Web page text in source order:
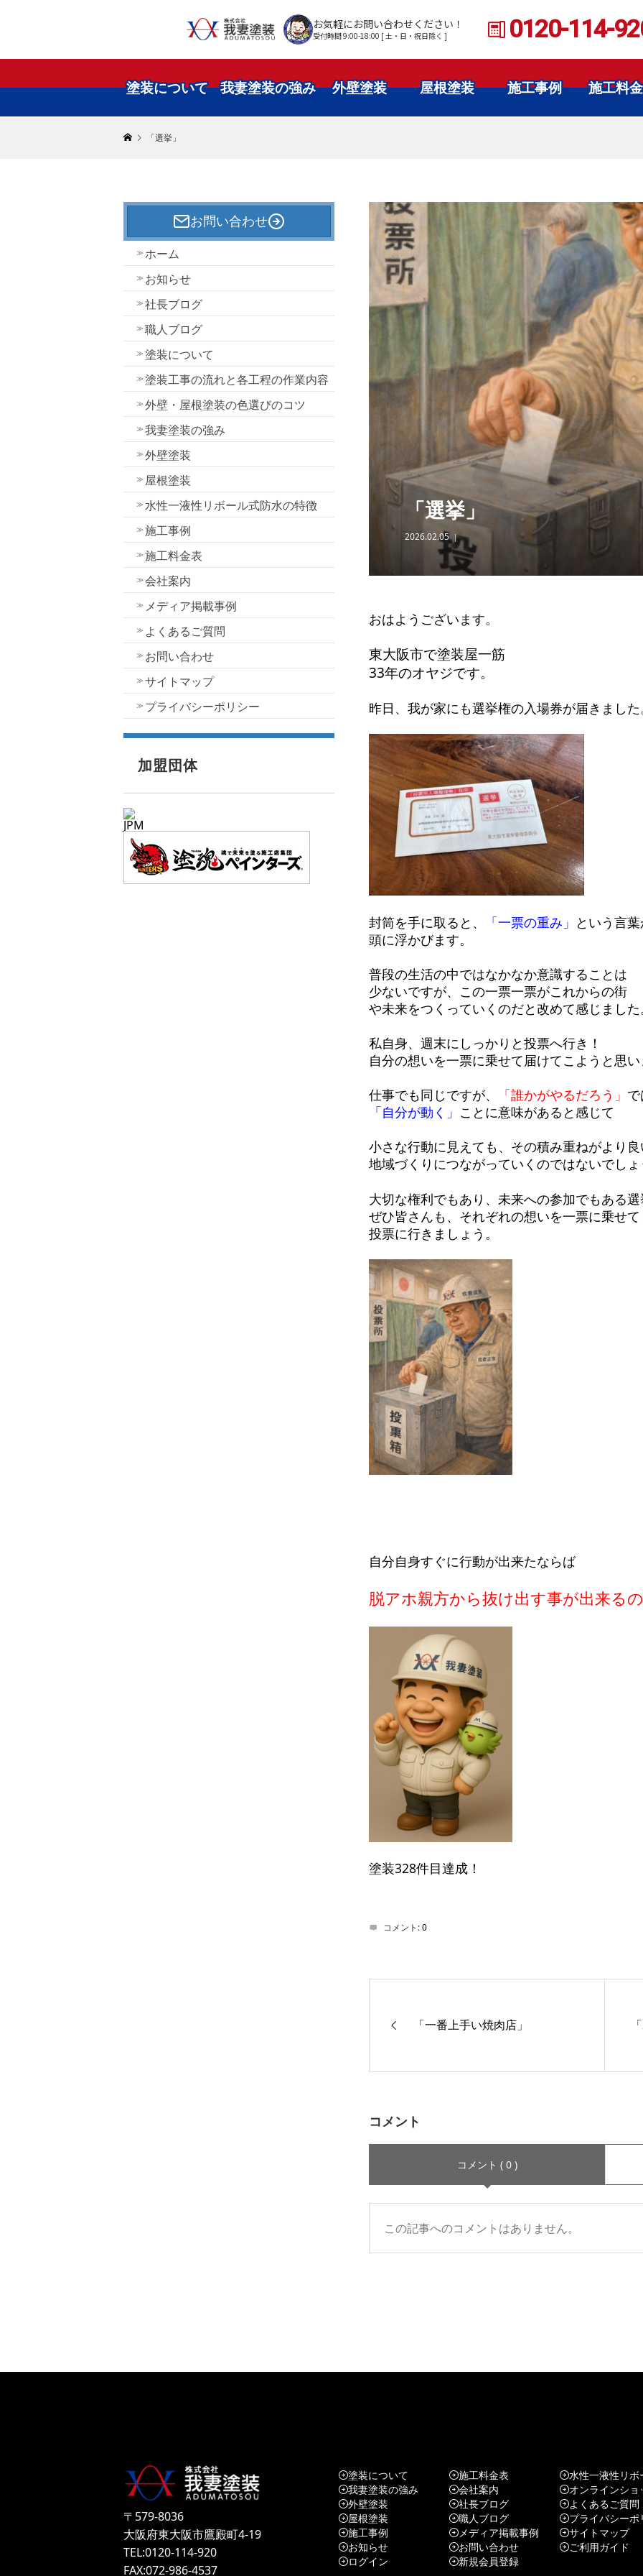
お気軽にお問い合わせください！
受付時間 9:00-18:00 [ 土・日・祝日除く ] 0120-114-
塗装について 我妻塗装の強み 外壁塗装 屋根塗装 施工事例 施工料
「選挙」
お問い合わせ
ホーム
お知らせ
社長ブログ
職人ブログ
塗装について
塗装工事の流れと各工程の作業内容
外壁・屋根塗装の色選びのコツ
我妻塗装の強み
外壁塗装
屋根塗装
水性一液性リボール式防水の特徴
施工事例
施工料金表
会社案内
メディア掲載事例
よくあるご質問
お問い合わせ
サイトマップ
プライバシーポリシー
加盟団体
JPM
「選挙」
2026.02.05
おはようございます。
東大阪市で塗装屋一筋
33年のオヤジです。
昨日、我が家にも選挙権の入場券が届きまし
封筒を手に取ると、 「一票の重み」 という言
頭に浮かびます。
普段の生活の中ではなかなか意識することは
少ないですが、この一票一票がこれからの街
や未来をつくっていくのだと改めて感じまし
私自身、週末にしっかりと投票へ行き！
自分の想いを一票に乗せて届けてこようと思
仕事でも同じですが、 「誰かがやるだろう」
「自分が動く」 ことに意味があると感じて
小さな行動に見えても、その積み重ねがより
地域づくりにつながっていくのではないでし
大切な権利でもあり、未来への参加でもある
ぜひ皆さんも、それぞれの想いを一票に乗せて
投票に行きましょう。
自分自身すぐに行動が出来たならば
脱アホ親方から抜け出す事が出来る
塗装328件目達成！
コメント:0
「一番上手い焼肉店」
コメント
コメント ( 0 )
この記事へのコメントはありません。
〒579-8036
大阪府東大阪市鷹殿町4-19
TEL:0120-114-920
FAX:072-986-4537
塗装について 施工料金表
水性一液性リ
我妻塗装の強み
会社案内
オンラインショ
外壁塗装
社長ブログ
よくあるご質問
屋根塗装
職人ブログ
プライバシーポ
施工事例
メディア掲載事例
サイトマップ
お知らせ
お問い合わせ
ご利用ガイド
ログイン
新規会員登録